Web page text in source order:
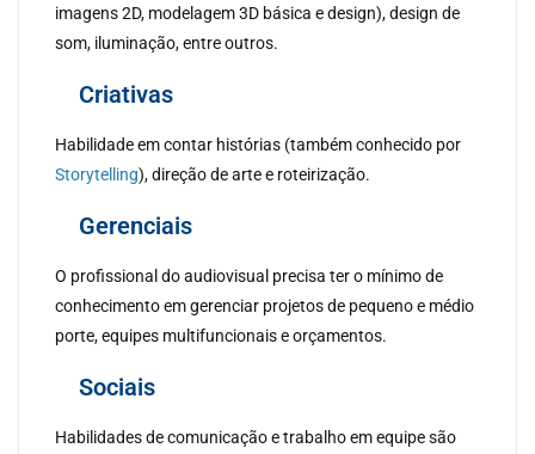
imagens 2D, modelagem 3D básica e design), design de
som, iluminação, entre outros.
Criativas
Habilidade em contar histórias (também conhecido por
Storytelling), direção de arte e roteirização.
Gerenciais
O profissional do audiovisual precisa ter o mínimo de
conhecimento em gerenciar projetos de pequeno e médio
porte, equipes multifuncionais e orçamentos.
Sociais
Habilidades de comunicação e trabalho em equipe são